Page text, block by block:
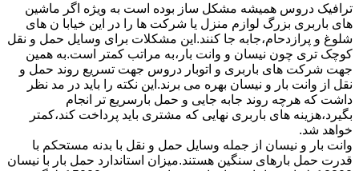
ترافیک دروس همیشه مشکل ساز بوده است به ویژه اگر ماشین
های باربری بزرگ لوازم منزل یا شرکت ها را در این خیابا ن های
شلوغ و پرازدحام،جابه جا کنند.این مشکلات برای وسایل حمل و نقل
کوچک تری چون نیسان و وانت بار،به مراتب کمتر است.به همین
جهت شرکت های باربری و اتوبار دروس جهت تسریع روند حمل و
نقل از وانت بار و نیسان بهره می برند.این نکته را باید در مد نظر
داشت که هرچه روند جابه جایی و حمل بارسریع تر انجام
بگیرد،هزینه های باربری نهایی که مشتری باید پرداخت کند،کمتر
خواهد شد.
وانت بار و نیسان از جمله وسایل حمل و نقل با بدنه مستحکم با
قدرت حمل بارهای سنگین هستند.میزان استاندارد حمل بار با نیسان